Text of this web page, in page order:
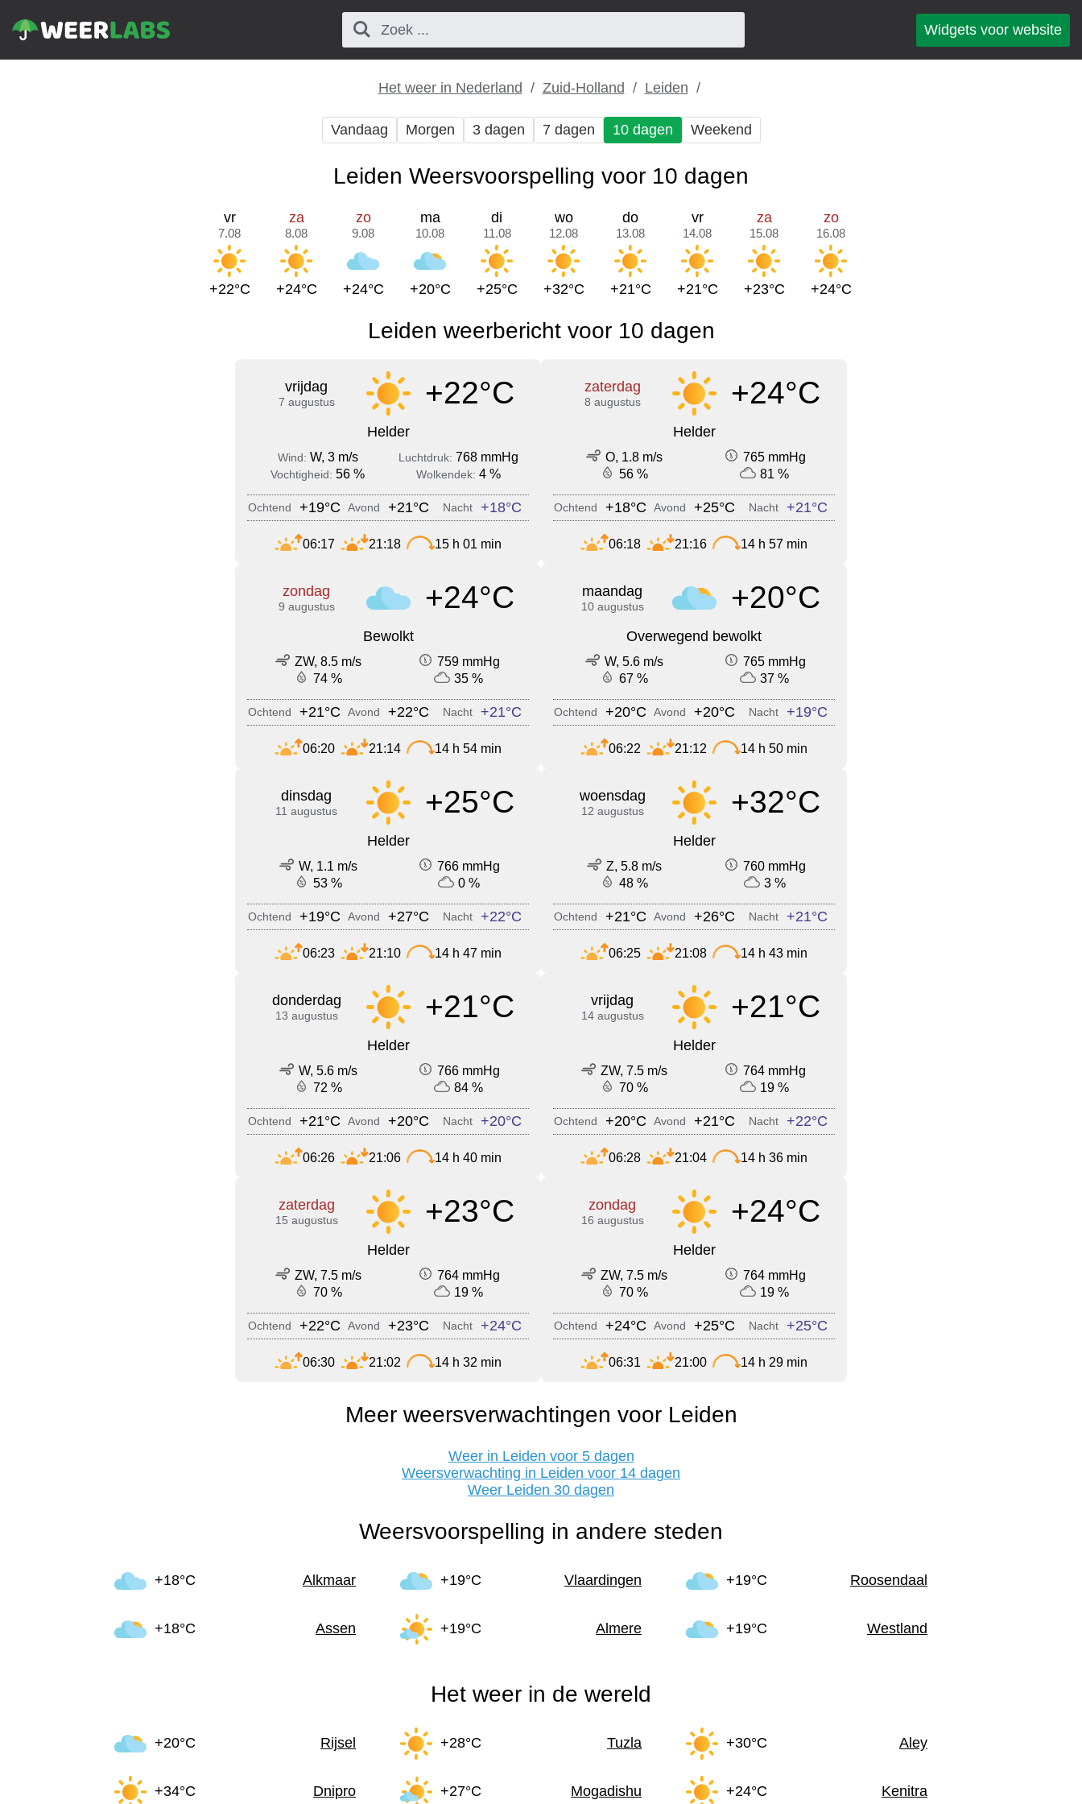
Widgets voor website
Het weer in Nederland Zuid-Holland Leiden
Vandaag Morgen 3 dagen 7 dagen 10 dagen Weekend
Leiden Weersvoorspelling voor 10 dagen
vr
7.08
+22°C
za
8.08
+24°C
zo
9.08
+24°C
ma
10.08
+20°C
di
11.08
+25°C
wo
12.08
+32°C
do
13.08
+21°C
vr
14.08
+21°C
za
15.08
+23°C
zo
16.08
+24°C
Leiden weerbericht voor 10 dagen
vrijdag
7 augustus +22°C
Helder
Wind: W, 3 m/s Luchtdruk: 768 mmHg
Vochtigheid: 56 % Wolkendek: 4 %
Ochtend +19°C Avond +21°C Nacht +18°C
06:17 21:18 15 h 01 min
zaterdag
8 augustus +24°C
Helder
O, 1.8 m/s
765 mmHg
56 %
81 %
Ochtend +18°C Avond +25°C Nacht +21°C
06:18 21:16 14 h 57 min
zondag
9 augustus +24°C
Bewolkt
ZW, 8.5 m/s
759 mmHg
74 %
35 %
Ochtend +21°C Avond +22°C Nacht +21°C
06:20 21:14 14 h 54 min
maandag
10 augustus +20°C
Overwegend bewolkt
W, 5.6 m/s
765 mmHg
67 %
37 %
Ochtend +20°C Avond +20°C Nacht +19°C
06:22 21:12 14 h 50 min
dinsdag
11 augustus +25°C
Helder
W, 1.1 m/s
766 mmHg
53 %
0 %
Ochtend +19°C Avond +27°C Nacht +22°C
06:23 21:10 14 h 47 min
woensdag
12 augustus +32°C
Helder
Z, 5.8 m/s
760 mmHg
48 %
3 %
Ochtend +21°C Avond +26°C Nacht +21°C
06:25 21:08 14 h 43 min
donderdag
13 augustus +21°C
Helder
W, 5.6 m/s
766 mmHg
72 %
84 %
Ochtend +21°C Avond +20°C Nacht +20°C
06:26 21:06 14 h 40 min
vrijdag
14 augustus +21°C
Helder
ZW, 7.5 m/s
764 mmHg
70 %
19 %
Ochtend +20°C Avond +21°C Nacht +22°C
06:28 21:04 14 h 36 min
zaterdag
15 augustus +23°C
Helder
ZW, 7.5 m/s
764 mmHg
70 %
19 %
Ochtend +22°C Avond +23°C Nacht +24°C
06:30 21:02 14 h 32 min
zondag
16 augustus +24°C
Helder
ZW, 7.5 m/s
764 mmHg
70 %
19 %
Ochtend +24°C Avond +25°C Nacht +25°C
06:31 21:00 14 h 29 min
Meer weersverwachtingen voor Leiden
Weer in Leiden voor 5 dagen
Weersverwachting in Leiden voor 14 dagen
Weer Leiden 30 dagen
Weersvoorspelling in andere steden
+18°C Alkmaar +19°C Vlaardingen +19°C Roosendaal
+18°C Assen +19°C Almere +19°C Westland
Het weer in de wereld
+20°C Rijsel +28°C Tuzla +30°C Aley
+34°C Dnipro +27°C Mogadishu +24°C Kenitra